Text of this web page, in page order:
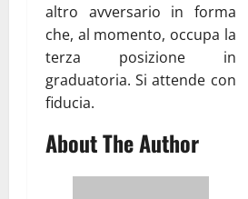
altro avversario in forma
che, al momento, occupa la
terza posizione in
graduatoria. Si attende con
fiducia.
About The Author